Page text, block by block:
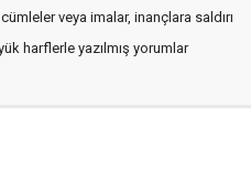
veya imalar, inançlara saldırı
harflerle yazılmış yorumlar